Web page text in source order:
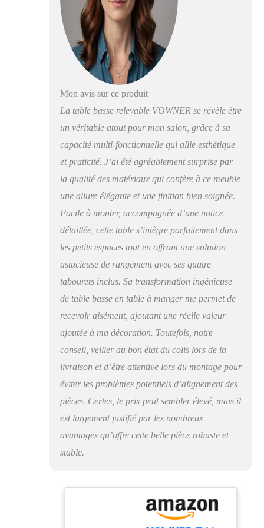
fonctionnelle dans le
salon, mais aussi d'un
bureau à domicile ou
d'une table à manger.
[STRUCTURE
ROBUSTE ET
de levage hydraulique à
gaz en acier de haute
ressort de compression
traditionnel pour
effort et sans bruit. La
construction en bois et
les matériaux
sélectionnés
garantissent la
durabilité et la stabilité
tremblera pas.
[GRANDE
CAPACITÉ] :
plateau de la table offre
suffisamment d'espace
pour travailler ou
manger, avec un
compartiment caché
spacieux en dessous et
: 39.4 "x 19.7 "x17.3'',
taille entièrement
déployée : 39.4 "x 39.4
DE 4 TABOURETS
rangement, qui non
seulement répond aux
besoins des tabourets
mais offre également
Mon avis sur ce produit
La table basse relevable VOWNER se révèle être
un véritable atout pour mon salon, grâce à sa
capacité multi-fonctionnelle qui allie esthétique
et praticité. J’ai été agréablement surprise par
la qualité des matériaux qui confère à ce meuble
une allure élégante et une finition bien soignée.
Facile à monter, accompagnée d’une notice
détaillée, cette table s’intègre parfaitement dans
les petits espaces tout en offrant une solution
astucieuse de rangement avec ses quatre
tabourets inclus. Sa transformation ingénieuse
de table basse en table à manger me permet de
recevoir aisément, ajoutant une réelle valeur
ajoutée à ma décoration. Toutefois, notre
conseil, veiller au bon état du colis lors de la
livraison et d’être attentive lors du montage pour
éviter les problèmes potentiels d’alignement des
pièces. Certes, le prix peut sembler élevé, mais il
est largement justifié par les nombreux
avantages qu’offre cette belle pièce robuste et
stable.